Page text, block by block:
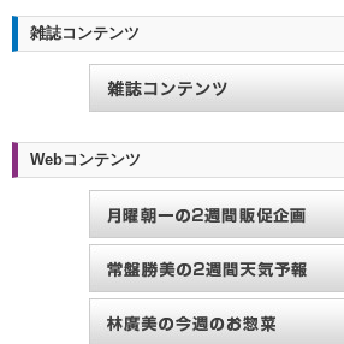
雑誌コンテンツ
Webコンテンツ